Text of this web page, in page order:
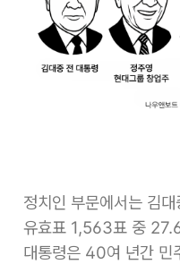
정치인 부문에서는 김
유효표 1,563표 중
대통령은 40여 년간 민